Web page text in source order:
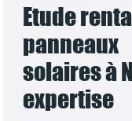
Etude
panneaux
solaires à
expertise